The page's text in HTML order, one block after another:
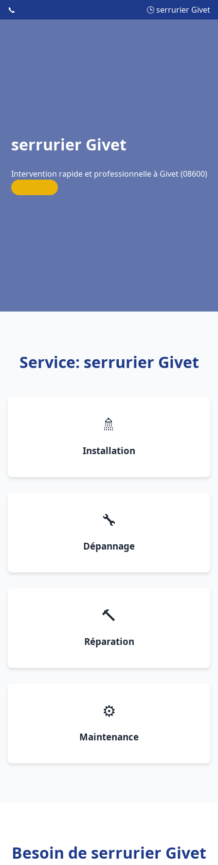
📞 🕒 serrurier Givet
serrurier Givet
Intervention rapide et professionnelle à Givet (08600)
Service: serrurier Givet
🚿
Installation
🔧
Dépannage
🔨
Réparation
⚙️
Maintenance
Besoin de serrurier Givet